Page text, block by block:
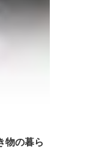
物の暮ら